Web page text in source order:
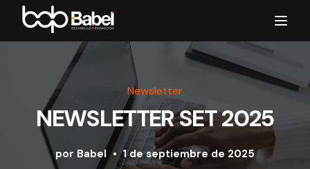
Newsletter
NEWSLETTER SET 2025
por Babel 1 de septiembre de 2025